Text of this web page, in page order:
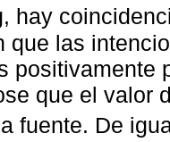
hay
que las
positivamente
que el valor
fuente. De